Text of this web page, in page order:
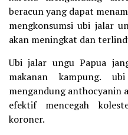
beracun yang dapat
mengkonsumsi ubi jalar
akan meningkat dan
Ubi jalar ungu Papua
makanan kampung.
mengandung anthocyanin
efektif mencegah
koroner.